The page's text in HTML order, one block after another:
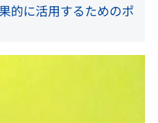
的に活用するためのポ